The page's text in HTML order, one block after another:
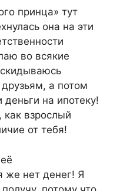
принца» тут
она на эти
во всякие
а потом
на ипотеку!
как взрослый
от тебя!
же нет денег! Я